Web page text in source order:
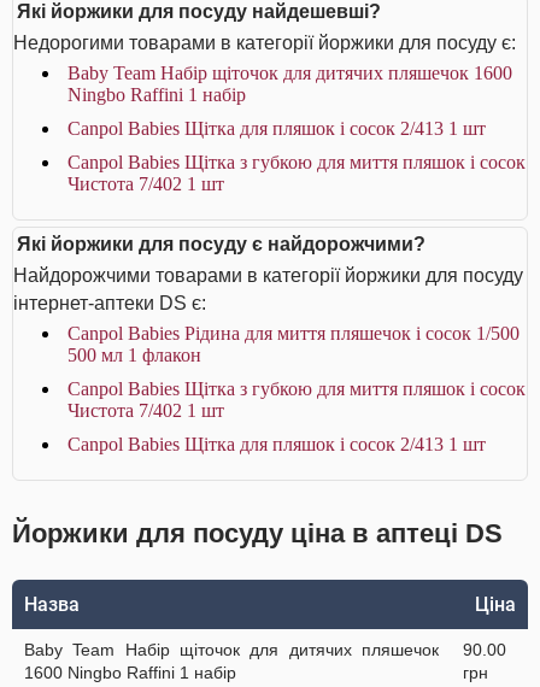
Які йоржики для посуду найдешевші?
Недорогими товарами в категорії йоржики для посуду є:
Baby Team Набір щіточок для дитячих пляшечок 1600
Ningbo Raffini 1 набір
Canpol Babies Щітка для пляшок і сосок 2/413 1 шт
Canpol Babies Щітка з губкою для миття пляшок і сосок
Чистота 7/402 1 шт
Які йоржики для посуду є найдорожчими?
Найдорожчими товарами в категорії йоржики для посуду
інтернет-аптеки DS є:
Canpol Babies Рідина для миття пляшечок і сосок 1/500
500 мл 1 флакон
Canpol Babies Щітка з губкою для миття пляшок і сосок
Чистота 7/402 1 шт
Canpol Babies Щітка для пляшок і сосок 2/413 1 шт
Йоржики для посуду ціна в аптеці DS
Назва Ціна
Baby Team Набір щіточок для дитячих пляшечок
1600 Ningbo Raffini 1 набір
90.00
грн